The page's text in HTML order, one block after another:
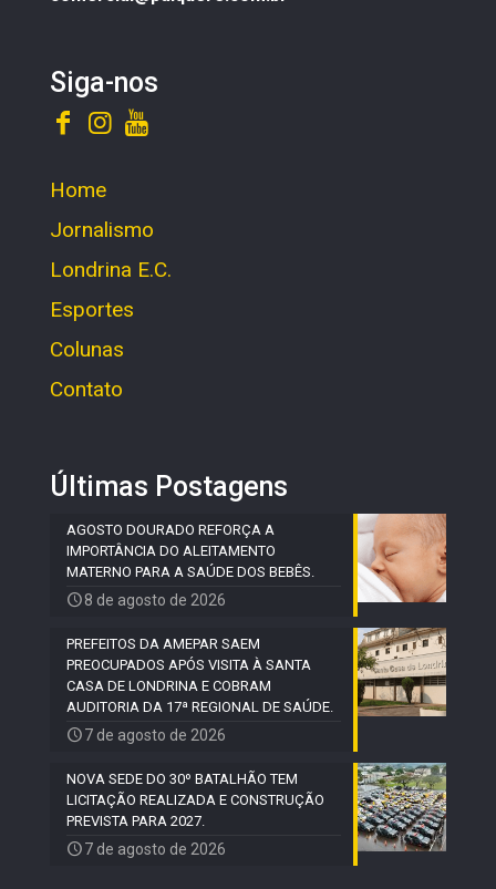
Siga-nos
Home
Jornalismo
Londrina E.C.
Esportes
Colunas
Contato
Últimas Postagens
AGOSTO DOURADO REFORÇA A
IMPORTÂNCIA DO ALEITAMENTO
MATERNO PARA A SAÚDE DOS BEBÊS.
8 de agosto de 2026
PREFEITOS DA AMEPAR SAEM
PREOCUPADOS APÓS VISITA À SANTA
CASA DE LONDRINA E COBRAM
AUDITORIA DA 17ª REGIONAL DE SAÚDE.
7 de agosto de 2026
NOVA SEDE DO 30º BATALHÃO TEM
LICITAÇÃO REALIZADA E CONSTRUÇÃO
PREVISTA PARA 2027.
7 de agosto de 2026